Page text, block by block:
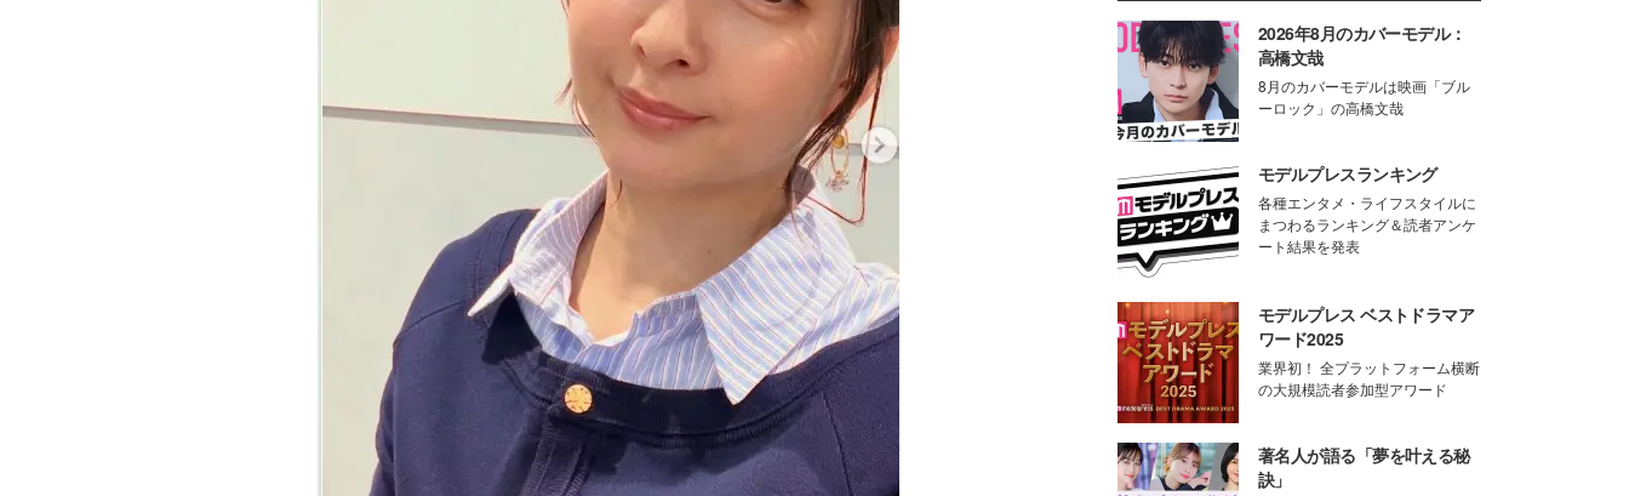
2026年8月のカバーモデル：
高橋文哉
8月のカバーモデルは映画「ブル
ーロック」の高橋文哉
モデルプレスランキング
各種エンタメ・ライフスタイルに
まつわるランキング＆読者アンケ
ート結果を発表
モデルプレス ベストドラマア
ワード2025
業界初！ 全プラットフォーム横断
の大規模読者参加型アワード
著名人が語る「夢を叶える秘
訣」